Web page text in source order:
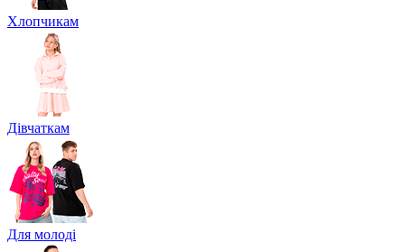
Хлопчикам
Дівчаткам
Для молоді